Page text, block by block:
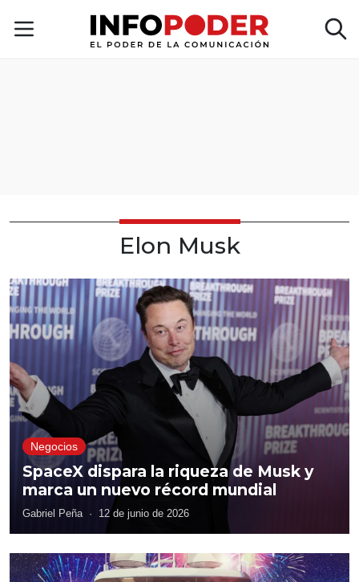
Elon Musk
Negocios
SpaceX dispara la riqueza de Musk y
marca un nuevo récord mundial
Gabriel Peña · 12 de junio de 2026